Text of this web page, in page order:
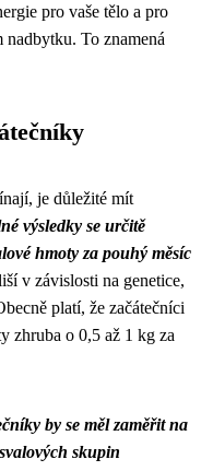
pro vaše tělo a pro
To znamená
je důležité mít
výsledky se určitě
hmoty za pouhý měsíc
v závislosti na genetice,
platí, že začátečníci
zhruba o 0,5 až 1 kg za
by se měl zaměřit na
skupin